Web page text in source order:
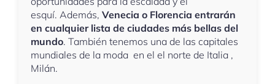
esquí. Además, Venecia o Florencia entrarán
en cualquier lista de ciudades más bellas del
mundo. También tenemos una de las capitales
mundiales de la moda en el el norte de Italia ,
Milán.